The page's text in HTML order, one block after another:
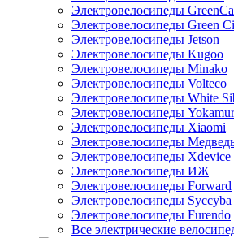
Электровелосипеды
Электровелосипеды Green
Электровелосипеды Jetson
Электровелосипеды Kugoo
Электровелосипеды Minako
Электровелосипеды Volteco
Электровелосипеды White
Электровелосипеды
Электровелосипеды Xiaomi
Электровелосипеды
Электровелосипеды Xdevice
Электровелосипеды ИЖ
Электровелосипеды Forward
Электровелосипеды Syccyba
Электровелосипеды Furendo
Все электрические